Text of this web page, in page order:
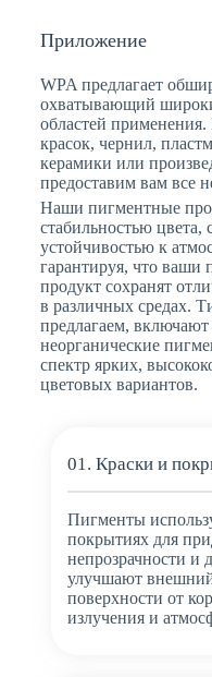
Приложение
WPA предлагает
охватывающий
областей
красок, чернил,
керамики или
предоставим вам все
Наши пигментные
стабильностью цвета,
устойчивостью к
гарантируя, что ваши
продукт сохранят
в различных средах.
предлагаем,
неорганические
спектр ярких,
цветовых вариантов.
01. Краски и
Пигменты
покрытиях для
непрозрачности и
улучшают
поверхности от
излучения и